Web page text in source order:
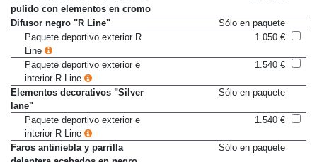
Decoración interior en aluminio
pulido con elementos en cromo
Difusor negro "R Line"
Sólo en paquete
Paquete deportivo exterior R
Line
Paquete deportivo exterior e
interior R Line
Elementos decorativos "Silver
lane"
Paquete deportivo exterior e
interior R Line
Faros antiniebla y parrilla